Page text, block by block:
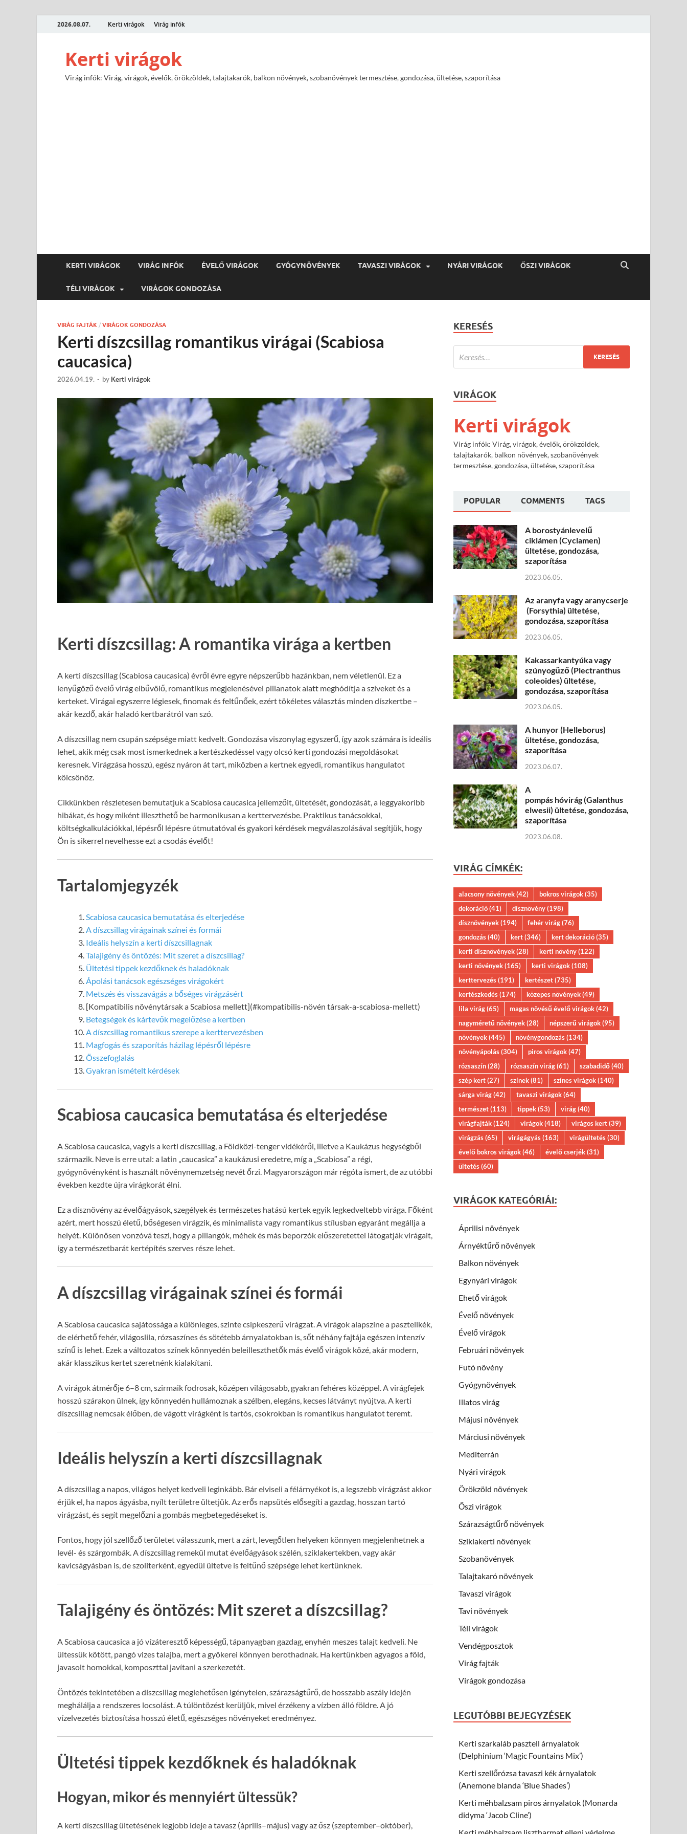
2026.08.07. Kerti virágok Virág infók
Kerti virágok
Virág infók: Virág, virágok, évelők, örökzöldek, talajtakarók, balkon növények, szobanövények termesztése, gondozása, ültetése, szaporítása
KERTI VIRÁGOK VIRÁG INFÓK ÉVELŐ VIRÁGOK GYÓGYNÖVÉNYEK TAVASZI VIRÁGOK NYÁRI VIRÁGOK ŐSZI VIRÁGOK
TÉLI VIRÁGOK VIRÁGOK GONDOZÁSA
VIRÁG FAJTÁK / VIRÁGOK GONDOZÁSA
Kerti díszcsillag romantikus virágai (Scabiosa
caucasica)
2026.04.19. - by Kerti virágok
Kerti díszcsillag: A romantika virága a kertben
A kerti díszcsillag (Scabiosa caucasica) évről évre egyre népszerűbb hazánkban, nem véletlenül. Ez a
lenyűgöző évelő virág elbűvölő, romantikus megjelenésével pillanatok alatt meghódítja a szíveket és a
kerteket. Virágai egyszerre légiesek, finomak és feltűnőek, ezért tökéletes választás minden díszkertbe –
akár kezdő, akár haladó kertbarátról van szó.
A díszcsillag nem csupán szépsége miatt kedvelt. Gondozása viszonylag egyszerű, így azok számára is ideális
lehet, akik még csak most ismerkednek a kertészkedéssel vagy olcsó kerti gondozási megoldásokat
keresnek. Virágzása hosszú, egész nyáron át tart, miközben a kertnek egyedi, romantikus hangulatot
kölcsönöz.
Cikkünkben részletesen bemutatjuk a Scabiosa caucasica jellemzőit, ültetését, gondozását, a leggyakoribb
hibákat, és hogy miként illeszthető be harmonikusan a kerttervezésbe. Praktikus tanácsokkal,
költségkalkulációkkal, lépésről lépésre útmutatóval és gyakori kérdések megválaszolásával segítjük, hogy
Ön is sikerrel nevelhesse ezt a csodás évelőt!
Tartalomjegyzék
Scabiosa caucasica bemutatása és elterjedése
A díszcsillag virágainak színei és formái
Ideális helyszín a kerti díszcsillagnak
Talajigény és öntözés: Mit szeret a díszcsillag?
Ültetési tippek kezdőknek és haladóknak
Ápolási tanácsok egészséges virágokért
Metszés és visszavágás a bőséges virágzásért
[Kompatibilis növénytársak a Scabiosa mellett](#kompatibilis-növén társak-a-scabiosa-mellett)
Betegségek és kártevők megelőzése a kertben
A díszcsillag romantikus szerepe a kerttervezésben
Magfogás és szaporítás házilag lépésről lépésre
Összefoglalás
Gyakran ismételt kérdések
Scabiosa caucasica bemutatása és elterjedése
A Scabiosa caucasica, vagyis a kerti díszcsillag, a Földközi-tenger vidékéről, illetve a Kaukázus hegységből
származik. Neve is erre utal: a latin „caucasica” a kaukázusi eredetre, míg a „Scabiosa” a régi,
gyógynövényként is használt növénynemzetség nevét őrzi. Magyarországon már régóta ismert, de az utóbbi
években kezdte újra virágkorát élni.
Ez a dísznövény az évelőágyások, szegélyek és természetes hatású kertek egyik legkedveltebb virága. Főként
azért, mert hosszú életű, bőségesen virágzik, és minimalista vagy romantikus stílusban egyaránt megállja a
helyét. Különösen vonzóvá teszi, hogy a pillangók, méhek és más beporzók előszeretettel látogatják virágait,
így a természetbarát kertépítés szerves része lehet.
A díszcsillag virágainak színei és formái
A Scabiosa caucasica sajátossága a különleges, szinte csipkeszerű virágzat. A virágok alapszíne a pasztellkék,
de elérhető fehér, világoslila, rózsaszínes és sötétebb árnyalatokban is, sőt néhány fajtája egészen intenzív
színű is lehet. Ezek a változatos színek könnyedén beleilleszthetők más évelő virágok közé, akár modern,
akár klasszikus kertet szeretnénk kialakítani.
A virágok átmérője 6–8 cm, szirmaik fodrosak, középen világosabb, gyakran fehéres középpel. A virágfejek
hosszú szárakon ülnek, így könnyedén hullámoznak a szélben, elegáns, kecses látványt nyújtva. A kerti
díszcsillag nemcsak élőben, de vágott virágként is tartós, csokrokban is romantikus hangulatot teremt.
Ideális helyszín a kerti díszcsillagnak
A díszcsillag a napos, világos helyet kedveli leginkább. Bár elviseli a félárnyékot is, a legszebb virágzást akkor
érjük el, ha napos ágyásba, nyílt területre ültetjük. Az erős napsütés elősegíti a gazdag, hosszan tartó
virágzást, és segít megelőzni a gombás megbetegedéseket is.
Fontos, hogy jól szellőző területet válasszunk, mert a zárt, levegőtlen helyeken könnyen megjelenhetnek a
levél- és szárgombák. A díszcsillag remekül mutat évelőágyások szélén, sziklakertekben, vagy akár
kavicságyásban is, de szoliterként, egyedül ültetve is feltűnő szépsége lehet kertünknek.
Talajigény és öntözés: Mit szeret a díszcsillag?
A Scabiosa caucasica a jó vízáteresztő képességű, tápanyagban gazdag, enyhén meszes talajt kedveli. Ne
ültessük kötött, pangó vizes talajba, mert a gyökerei könnyen berothadnak. Ha kertünkben agyagos a föld,
javasolt homokkal, komposzttal javítani a szerkezetét.
Öntözés tekintetében a díszcsillag meglehetősen igénytelen, szárazságtűrő, de hosszabb aszály idején
meghálálja a rendszeres locsolást. A túlöntözést kerüljük, mivel érzékeny a vízben álló földre. A jó
vízelvezetés biztosítása hosszú életű, egészséges növényeket eredményez.
Ültetési tippek kezdőknek és haladóknak
Hogyan, mikor és mennyiért ültessük?
A kerti díszcsillag ültetésének legjobb ideje a tavasz (április–május) vagy az ősz (szeptember–október),
KERESÉS
VIRÁGOK
Kerti virágok
Virág infók: Virág, virágok, évelők, örökzöldek,
talajtakarók, balkon növények, szobanövények
termesztése, gondozása, ültetése, szaporítása
POPULAR COMMENTS TAGS
A borostyánlevelű
ciklámen (Cyclamen)
ültetése, gondozása,
szaporítása
2023.06.05.
Az aranyfa vagy aranycserje
(Forsythia) ültetése,
gondozása, szaporítása
2023.06.05.
Kakassarkantyúka vagy
szúnyogűző (Plectranthus
coleoides) ültetése,
gondozása, szaporítása
2023.06.05.
A hunyor (Helleborus)
ültetése, gondozása,
szaporítása
2023.06.07.
A
pompás hóvirág (Galanthus
elwesii) ültetése, gondozása,
szaporítása
2023.06.08.
VIRÁG CÍMKÉK:
alacsony növények(42) bokros virágok(35)
dekoráció(41) dísznövény(198)
dísznövények(194) fehér virág(76)
gondozás(40) kert(346) kert dekoráció(35)
kerti dísznövények(28) kerti növény(122)
kerti növények(165) kerti virágok(108)
kerttervezés(191) kertészet(735)
kertészkedés(174) közepes növények(49)
lila virág(65) magas növésű évelő virágok(42)
nagyméretű növények(28) népszerű virágok(95)
növények(445) növénygondozás(134)
növényápolás(304) piros virágok(47)
rózsaszín(28) rózsaszín virág(61) szabadidő(40)
szép kert(27) színek(81) színes virágok(140)
sárga virág(42) tavaszi virágok(64)
természet(113) tippek(53) virág(40)
virágfajták(124) virágok(418) virágos kert(39)
virágzás(65) virágágyás(163) virágültetés(30)
évelő bokros virágok(46) évelő cserjék(31)
ültetés(60)
VIRÁGOK KATEGÓRIÁI:
Áprilisi növények
Árnyéktűrő növények
Balkon növények
Egynyári virágok
Ehető virágok
Évelő növények
Évelő virágok
Februári növények
Futó növény
Gyógynövények
Illatos virág
Májusi növények
Márciusi növények
Mediterrán
Nyári virágok
Örökzöld növények
Őszi virágok
Szárazságtűrő növények
Sziklakerti növények
Szobanövények
Talajtakaró növények
Tavaszi virágok
Tavi növények
Téli virágok
Vendégposztok
Virág fajták
Virágok gondozása
LEGUTÓBBI BEJEGYZÉSEK
Kerti szarkaláb pasztell árnyalatok
(Delphinium ‘Magic Fountains Mix’)
Kerti szellőrózsa tavaszi kék árnyalatok
(Anemone blanda ‘Blue Shades’)
Kerti méhbalzsam piros árnyalatok (Monarda
didyma ‘Jacob Cline’)